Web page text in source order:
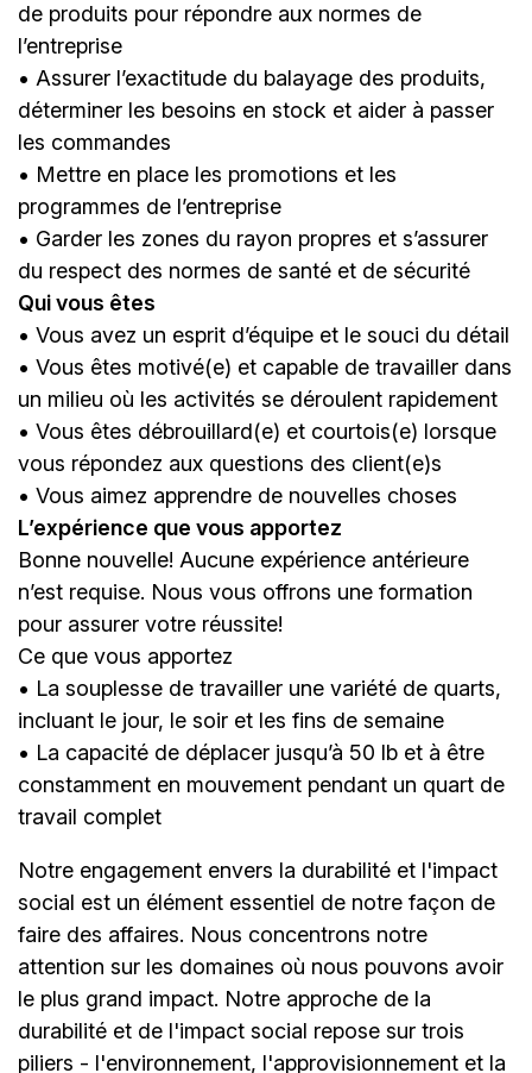
de produits pour répondre aux normes de
l’entreprise
• Assurer l’exactitude du balayage des produits,
déterminer les besoins en stock et aider à passer
les commandes
• Mettre en place les promotions et les
programmes de l’entreprise
• Garder les zones du rayon propres et s’assurer
du respect des normes de santé et de sécurité
Qui vous êtes
• Vous avez un esprit d’équipe et le souci du détail
• Vous êtes motivé(e) et capable de travailler dans
un milieu où les activités se déroulent rapidement
• Vous êtes débrouillard(e) et courtois(e) lorsque
vous répondez aux questions des client(e)s
• Vous aimez apprendre de nouvelles choses
L’expérience que vous apportez
Bonne nouvelle! Aucune expérience antérieure
n’est requise. Nous vous offrons une formation
pour assurer votre réussite!
Ce que vous apportez
• La souplesse de travailler une variété de quarts,
incluant le jour, le soir et les fins de semaine
• La capacité de déplacer jusqu’à 50 lb et à être
constamment en mouvement pendant un quart de
travail complet
Notre engagement envers la durabilité et l'impact
social est un élément essentiel de notre façon de
faire des affaires. Nous concentrons notre
attention sur les domaines où nous pouvons avoir
le plus grand impact. Notre approche de la
durabilité et de l'impact social repose sur trois
piliers - l'environnement, l'approvisionnement et la